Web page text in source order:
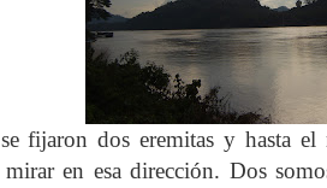
fijaron dos eremitas y hasta
en esa dirección. Dos